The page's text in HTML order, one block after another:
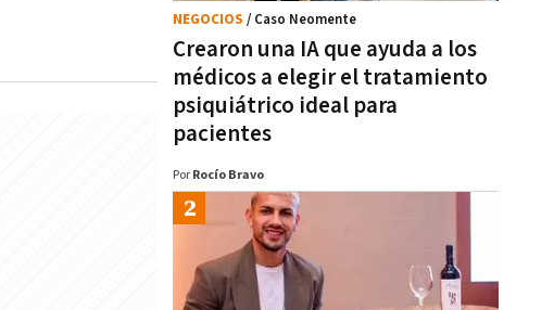
Crearon una IA que ayuda a los
médicos a elegir el tratamiento
psiquiátrico ideal para
pacientes
NEGOCIOS / Caso Neomente
Por Rocío Bravo